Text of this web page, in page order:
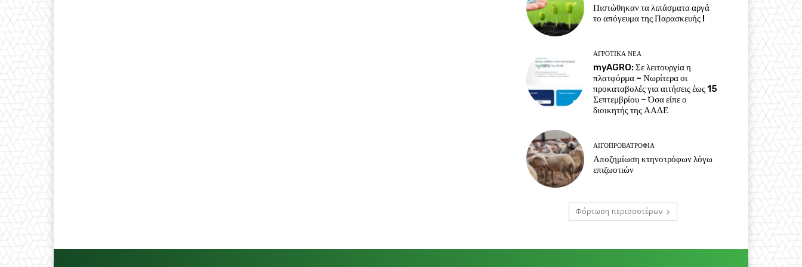
Πιστώθηκαν τα λιπάσματα αργά
το απόγευμα της Παρασκευής !
ΑΓΡΟΤΙΚΆ ΝΈΑ
myAGRO: Σε λειτουργία η
πλατφόρμα – Νωρίτερα οι
προκαταβολές για αιτήσεις έως 15
Σεπτεμβρίου – Όσα είπε ο
διοικητής της ΑΑΔΕ
ΑΙΓΟΠΡΟΒΑΤΡΟΦΊΑ
Αποζημίωση κτηνοτρόφων λόγω
επιζωοτιών
Φόρτωση περισσοτέρων